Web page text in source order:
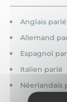
Anglais parlé
Allemand
Espagnol
Italien parlé
Néerlandais